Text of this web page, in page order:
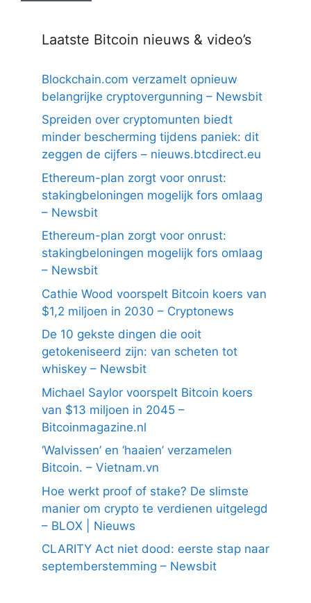
Laatste Bitcoin nieuws & video’s
Blockchain.com verzamelt opnieuw
belangrijke cryptovergunning – Newsbit
Spreiden over cryptomunten biedt
minder bescherming tijdens paniek: dit
zeggen de cijfers – nieuws.btcdirect.eu
Ethereum-plan zorgt voor onrust:
stakingbeloningen mogelijk fors omlaag
– Newsbit
Ethereum-plan zorgt voor onrust:
stakingbeloningen mogelijk fors omlaag
– Newsbit
Cathie Wood voorspelt Bitcoin koers van
$1,2 miljoen in 2030 – Cryptonews
De 10 gekste dingen die ooit
getokeniseerd zijn: van scheten tot
whiskey – Newsbit
Michael Saylor voorspelt Bitcoin koers
van $13 miljoen in 2045 –
Bitcoinmagazine.nl
‘Walvissen’ en ‘haaien’ verzamelen
Bitcoin. – Vietnam.vn
Hoe werkt proof of stake? De slimste
manier om crypto te verdienen uitgelegd
– BLOX | Nieuws
CLARITY Act niet dood: eerste stap naar
septemberstemming – Newsbit